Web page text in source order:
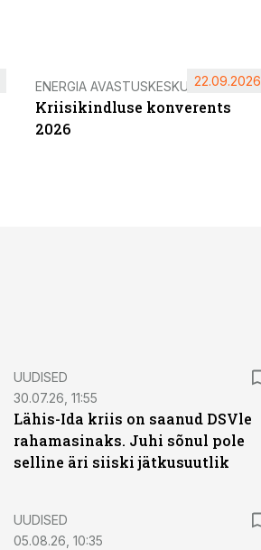
ENERGIA AVASTUSKESKUS
Kriisikindluse konverents
2026
22.09.2026
UUDISED
30.07.26, 11:55
Lähis-Ida kriis on saanud DSVle
rahamasinaks. Juhi sõnul pole
selline äri siiski jätkusuutlik
UUDISED
05.08.26, 10:35